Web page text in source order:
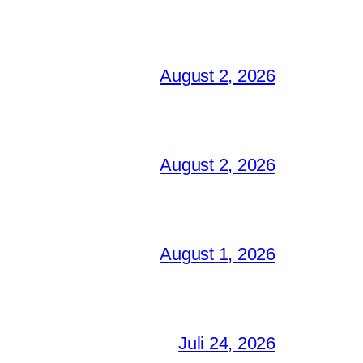
August 2, 2026
August 2, 2026
August 1, 2026
Juli 24, 2026